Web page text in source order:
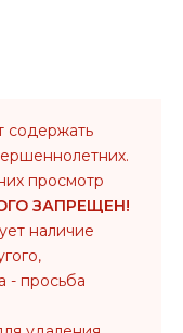
содержать
просмотр
ЗАПРЕЩЕН!
наличие
- просьба